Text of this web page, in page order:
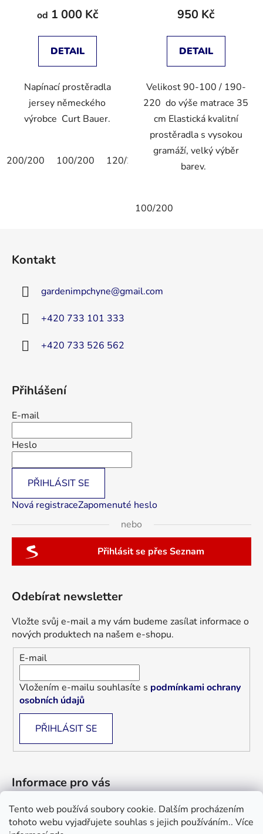
Tento web používá soubory cookie. Dalším procházením
tohoto webu vyjadřujete souhlas s jejich používáním.. Více
od 1 000 Kč
DETAIL
Napínací prostěradla
jersey německého
výrobce Curt Bauer.
200/200 100/200 120/200 150/200
950 Kč
DETAIL
Velikost 90-100 / 190-
220 do výše matrace 35
cm Elastická kvalitní
prostěradla s vysokou
gramáží, velký výběr
barev.
100/200
Kontakt
gardenimpchyne@gmail.com
+420 733 101 333
+420 733 526 562
Přihlášení
E-mail
Heslo
PŘIHLÁSIT SE
Nová registraceZapomenuté heslo
nebo
Přihlásit se přes Seznam
Odebírat newsletter
Vložte svůj e-mail a my vám budeme zasílat informace o
nových produktech na našem e-shopu.
E-mail
Vložením e-mailu souhlasíte s podmínkami ochrany
osobních údajů
PŘIHLÁSIT SE
Informace pro vás
Jak nakupovat
Obchodní podmínky